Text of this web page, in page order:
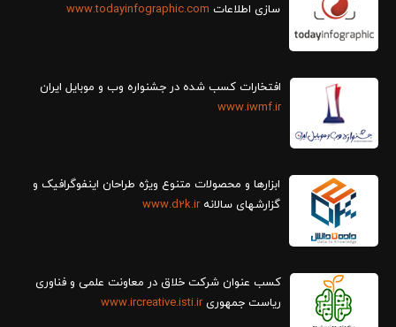
سازی اطلاعات www.todayinfographic.com
افتخارات کسب شده در جشنواره وب و موبایل ایران
www.iwmf.ir
ابزارها و محصولات متنوع ویژه طراحان اینفوگرافیک و
گزارش‎های سالانه
www.d2k.ir
کسب عنوان شرکت خلاق در معاونت علمی و فناوری
ریاست جمهوریwww.ircreative.isti.ir